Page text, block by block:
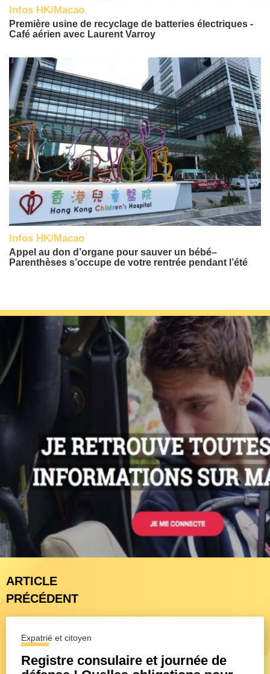
Infos HK/Macao
Première usine de recyclage de batteries électriques -
Café aérien avec Laurent Varroy
Infos HK/Macao
Appel au don d’organe pour sauver un bébé–
Parenthèses s’occupe de votre rentrée pendant l’été
ARTICLE
PRÉCÉDENT
Expatrié et citoyen
Registre consulaire et journée de